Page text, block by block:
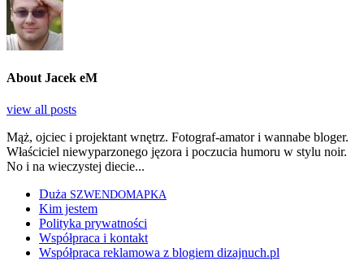
About Jacek eM
view all posts
Mąż, ojciec i projektant wnętrz. Fotograf-amator i wannabe bloger.
Właściciel niewyparzonego jęzora i poczucia humoru w stylu noir.
No i na wieczystej diecie...
Duża SZWENDOMAPKA
Kim jestem
Polityka prywatności
Współpraca i kontakt
Współpraca reklamowa z blogiem dizajnuch.pl